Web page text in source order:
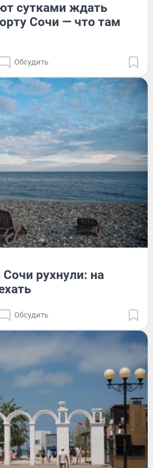
сутками ждать
Сочи — что там
Обсудить
рухнули: на
Обсудить